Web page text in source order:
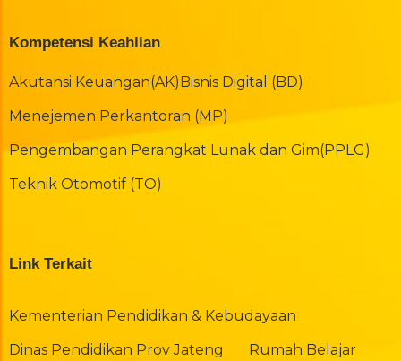
Kompetensi Keahlian
Akutansi Keuangan(AK)Bisnis Digital (BD)
Menejemen Perkantoran (MP)
Pengembangan Perangkat Lunak dan Gim(PPLG)
Teknik Otomotif (TO)
Link Terkait
Kementerian Pendidikan & Kebudayaan
Dinas Pendidikan Prov Jateng
Rumah Belajar